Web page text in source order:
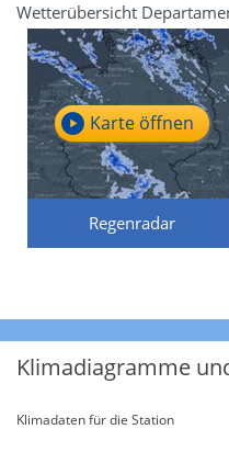
Wetterübersicht
Regenradar
Karte öffnen
Klimadiagramme
Klimadaten für die Station